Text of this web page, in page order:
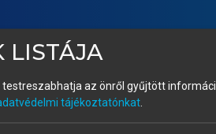
LISTÁJA
testreszabhatja az önről gyűjtött
tájékoztatónkat.